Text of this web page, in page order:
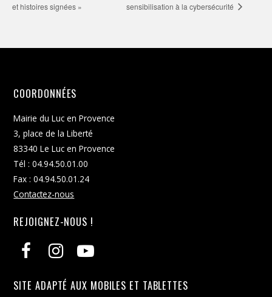
et histoires signées »
sensibilisation à la cybersécurité
COORDONNÉES
Mairie du Luc en Provence
3, place de la Liberté
83340 Le Luc en Provence
Tél : 04.94.50.01.00
Fax : 04.94.50.01.24
Contactez-nous
REJOIGNEZ-NOUS !
SITE ADAPTÉ AUX MOBILES ET TABLETTES